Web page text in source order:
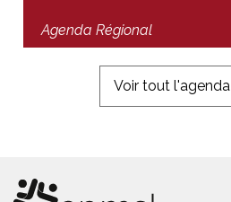
Agenda Régional
Voir tout l'agenda